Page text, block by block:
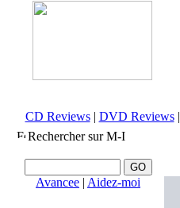
CD Reviews| DVD Reviews|
Rechercher sur M-I
Avancee | Aidez-moi